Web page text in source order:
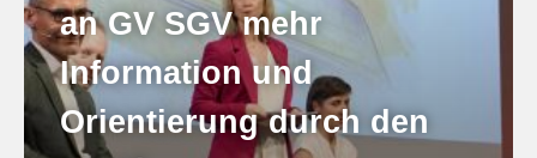
an GV SGV mehr
Information und
Orientierung durch den